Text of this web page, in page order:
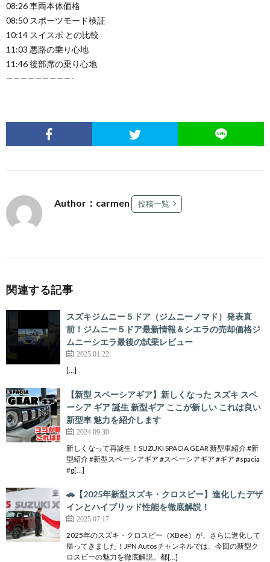
08:26 車両本体価格
08:50 スポーツモード検証
10:14 スイスポ との比較
11:03 悪路の乗り心地
11:46 後部席の乗り心地
—————————-
Author：carmen 投稿一覧
関連する記事
スズキジムニー５ドア（ジムニーノマド）発表直
前！ジムニー５ドア最新情報＆シエラの売却価格ジ
ムニーシエラ最後の試乗レビュー
2025.01.22
[…]
【新型 スペーシアギア】新しくなった スズキ スペ
ーシア ギア 誕生 新型ギア ここが新しい これは良い
新型車 魅力を紹介します
2024.09.30
新しくなって再誕生！SUZUKI SPACIA GEAR 新型車紹介 #新
型紹介 #新型スペーシアギア #スペーシアギア #ギア #spacia
#g[…]
🚗【2025年新型スズキ・クロスビー】進化したデザ
インとハイブリッド性能を徹底解説！
2025.07.17
2025年のスズキ・クロスビー（XBee）が、さらに進化して
帰ってきました！JPN Autosチャンネルでは、今回の新型ク
ロスビーの魅力を徹底解説。都[…]